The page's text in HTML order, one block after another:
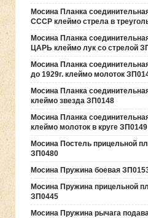
Мосина Планка
СССР клеймо стрела в
Мосина Планка
ЦАРЬ клеймо лук со стрелой
Мосина Планка
до 1929г. клеймо молоток
Мосина Планка
клеймо звезда ЗП0148
Мосина Планка
клеймо молоток в круге ЗП0149
Мосина Постель прицельной
ЗП0480
Мосина Пружина боевая
Мосина Пружина прицельной
ЗП0445
Мосина Пружина рычага